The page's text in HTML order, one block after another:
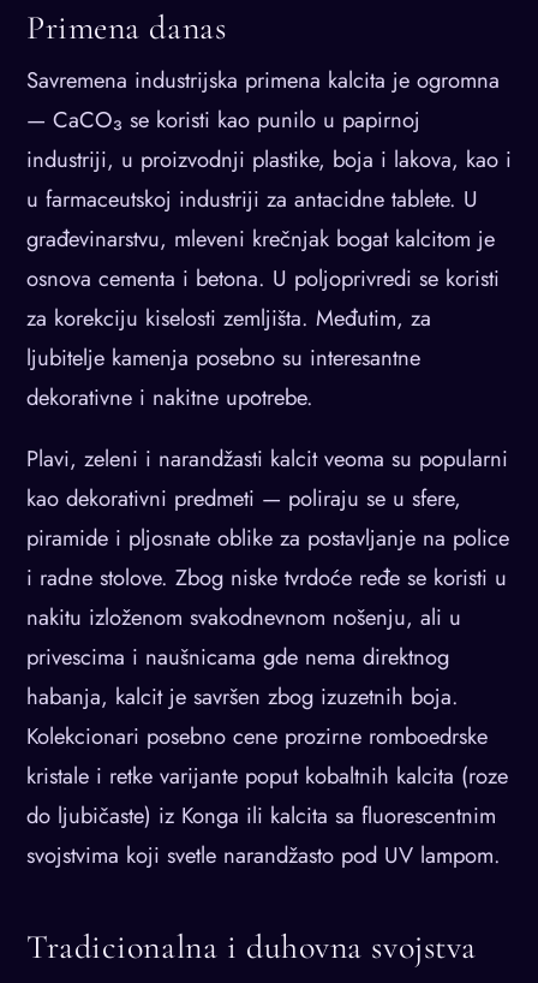
Primena danas
Savremena industrijska primena kalcita je ogromna
— CaCO₃ se koristi kao punilo u papirnoj
industriji, u proizvodnji plastike, boja i lakova, kao i
u farmaceutskoj industriji za antacidne tablete. U
građevinarstvu, mleveni krečnjak bogat kalcitom je
osnova cementa i betona. U poljoprivredi se koristi
za korekciju kiselosti zemljišta. Međutim, za
ljubitelje kamenja posebno su interesantne
dekorativne i nakitne upotrebe.
Plavi, zeleni i narandžasti kalcit veoma su popularni
kao dekorativni predmeti — poliraju se u sfere,
piramide i pljosnate oblike za postavljanje na police
i radne stolove. Zbog niske tvrdoće ređe se koristi u
nakitu izloženom svakodnevnom nošenju, ali u
privescima i naušnicama gde nema direktnog
habanja, kalcit je savršen zbog izuzetnih boja.
Kolekcionari posebno cene prozirne romboedrske
kristale i retke varijante poput kobaltnih kalcita (roze
do ljubičaste) iz Konga ili kalcita sa fluorescentnim
svojstvima koji svetle narandžasto pod UV lampom.
Tradicionalna i duhovna svojstva